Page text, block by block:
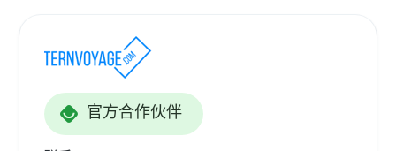
官方合作伙伴